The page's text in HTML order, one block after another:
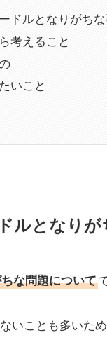
ドルとなりがち
考えること
いこと
ルとなり
な問題について
いことも多いた